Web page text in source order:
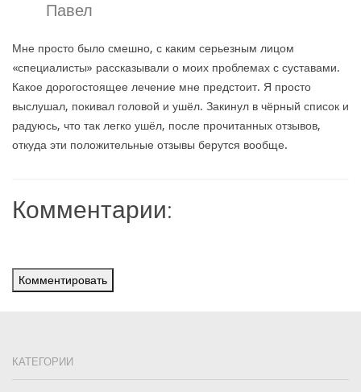
Павел
Мне просто было смешно, с каким серьезным лицом
«специалисты» рассказывали о моих проблемах с суставами.
Какое дорогостоящее лечение мне предстоит. Я просто
выслушал, покивал головой и ушёл. Закинул в чёрный список и
радуюсь, что так легко ушёл, после прочитанных отзывов,
откуда эти положительные отзывы берутся вообще.
Комментарии:
Комментировать
КАТЕГОРИИ